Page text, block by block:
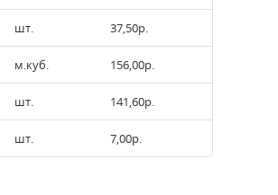
шт. 37,50р.
м.куб. 156,00р.
шт. 141,60р.
шт. 7,00р.